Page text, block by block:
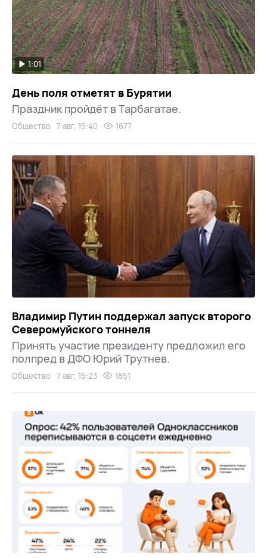
1:01
День поля отметят в Бурятии
Праздник пройдёт в Тарбагатае.
Общество 7 авг, 15:40 1677
Владимир Путин поддержал запуск второго
Северомуйского тоннеля
Принять участие президенту предложил его
полпред в ДФО Юрий Трутнев.
Общество 7 авг, 15:23 1851